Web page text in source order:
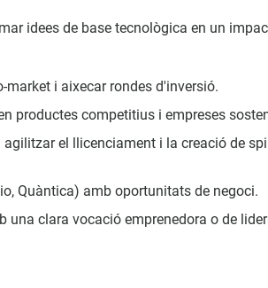
idees de base tecnològica en un
market i aixecar rondes d'inversió.
productes competitius i empreses
el llicenciament i la creació de
Quàntica) amb oportunitats de negoci.
una clara vocació emprenedora o de